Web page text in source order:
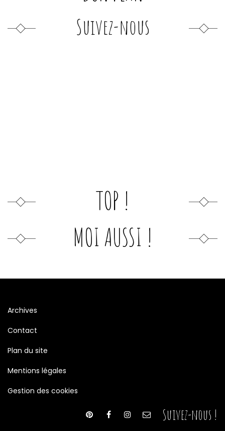
Suivez-nous
TOP !
MOI AUSSI !
Archives
Contact
Plan du site
Mentions légales
Gestion des cookies
Suivez-nous !